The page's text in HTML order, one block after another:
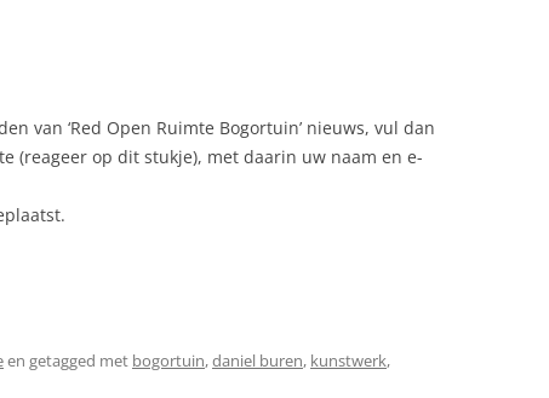
van ‘Red Open Ruimte Bogortuin’ nieuws, vul dan
(reageer op dit stukje), met daarin uw naam en e-
en getagged met bogortuin,daniel buren, kunstwerk,